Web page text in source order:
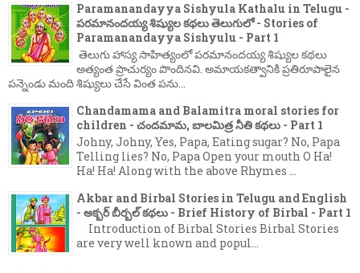
Paramanandayya Sishyula Kathalu in Telugu -
పరమానందయ్య శిష్యుల కథలు తెలుగులో - Stories of
Paramanandayya Sishyulu - Part 1
తెలుగు హాస్య సాహిత్యంలో పరమానందయ్య శిష్యుల కథలు
అత్యంత ప్రాచుర్యం పొందినవి. అమాయకత్వానికి ప్రతిరూపాలైన
పన్నెండు మంది శిష్యులు చేసే వింత పను...
Chandamama and Balamitra moral stories for
children - చందమామ, బాలమిత్ర నీతి కథలు - Part 1
Johny, Johny, Yes, Papa, Eating sugar? No, Papa
Telling lies? No, Papa Open your mouth O Ha!
Ha! Ha! Along with the above Rhymes ...
Akbar and Birbal Stories in Telugu and English
- అక్బర్ బీర్బల్ కథలు - Brief History of Birbal - Part 1
Introduction of Birbal Stories Birbal Stories
are very well known and popul...